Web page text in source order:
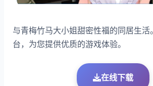
与青梅竹马大小姐甜密性福的同居生
台，为您提供优质的游戏体验。
在线下载